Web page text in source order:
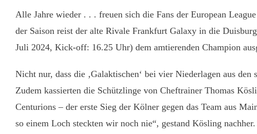
Alle Jahre wieder . . . freuen sich die Fans der European
der Saison reist der alte Rivale Frankfurt Galaxy in die
Juli 2024, Kick-off: 16.25 Uhr) dem amtierenden Champion
Nicht nur, dass die ‚Galaktischen‘ bei vier Niederlagen aus
Zudem kassierten die Schützlinge von Cheftrainer Thomas
Centurions – der erste Sieg der Kölner gegen das Team aus
so einem Loch steckten wir noch nie“, gestand Kösling